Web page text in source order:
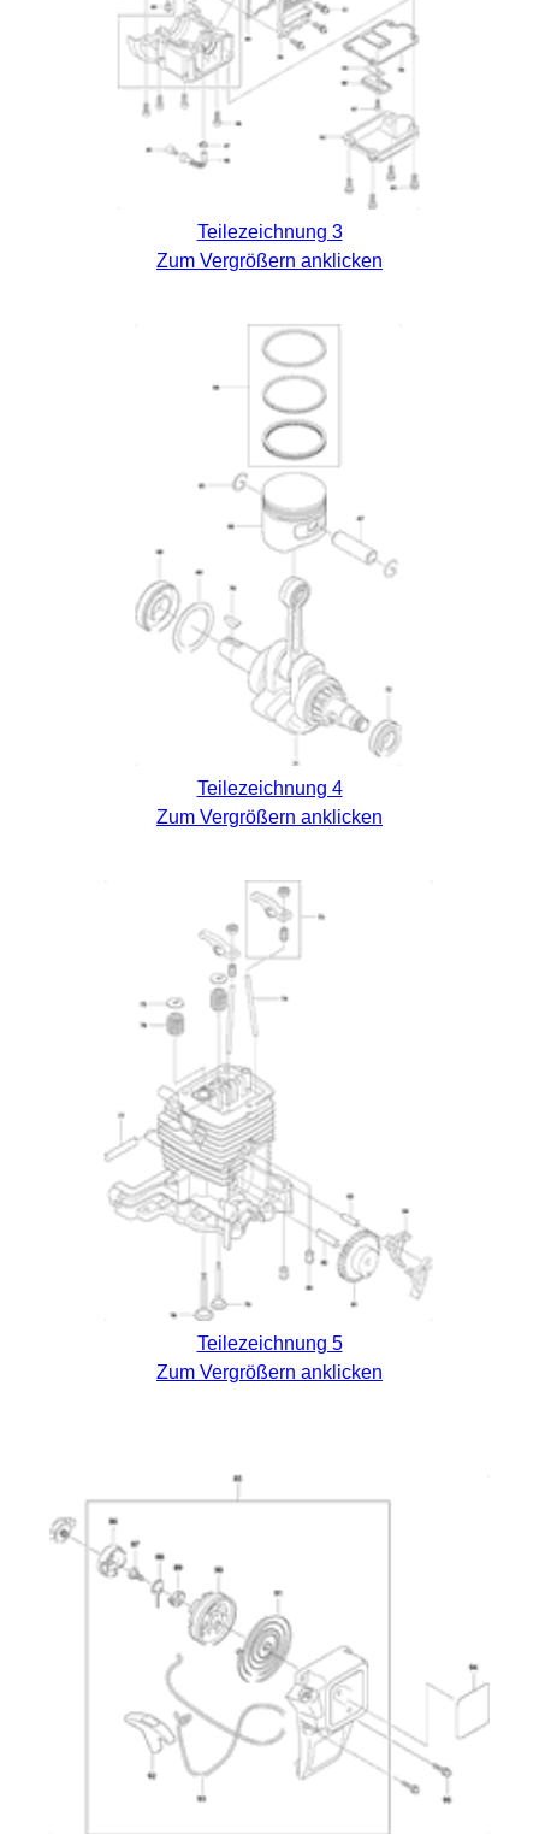
Teilezeichnung 3
Zum Vergrößern anklicken
Teilezeichnung 4
Zum Vergrößern anklicken
Teilezeichnung 5
Zum Vergrößern anklicken